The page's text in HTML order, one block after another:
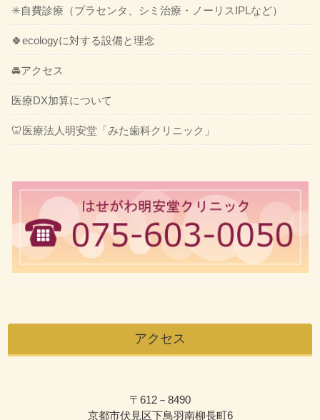
✳️自費診療（プラセンタ、シミ治療・ノーリスIPLなど）
🍀ecologyに対する設備と理念
🚘アクセス
医療DX加算について
🦷医療法人明安堂「みた歯科クリニック」
アクセス
〒612－8490
京都市伏見区下鳥羽南柳長町6